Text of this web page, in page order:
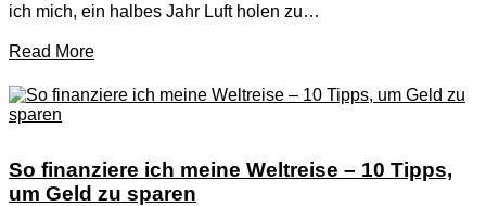
ich mich, ein halbes Jahr Luft holen zu…
Read More
So finanziere ich meine Weltreise – 10 Tipps,
um Geld zu sparen